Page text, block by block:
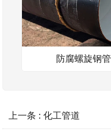
防腐螺旋钢管
上一条 :化工管道